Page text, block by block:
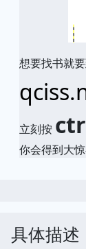
想要找书就
立刻按
你会得到大
具体描述